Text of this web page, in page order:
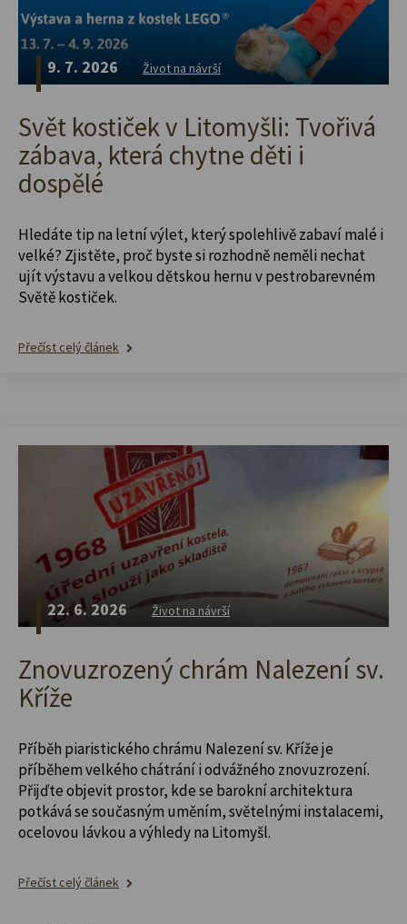
9. 7. 2026 Život na návrší
Svět kostiček v Litomyšli: Tvořivá
zábava, která chytne děti i
dospělé
Hledáte tip na letní výlet, který spolehlivě zabaví malé i
velké? Zjistěte, proč byste si rozhodně neměli nechat
ujít výstavu a velkou dětskou hernu v pestrobarevném
Světě kostiček.
Přečíst celý článek
22. 6. 2026 Život na návrší
Znovuzrozený chrám Nalezení sv.
Kříže
Příběh piaristického chrámu Nalezení sv. Kříže je
příběhem velkého chátrání i odvážného znovuzrození.
Přijďte objevit prostor, kde se barokní architektura
potkává se současným uměním, světelnými instalacemi,
ocelovou lávkou a výhledy na Litomyšl.
Přečíst celý článek